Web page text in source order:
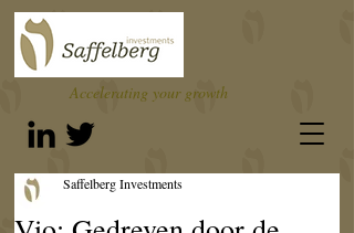
Accelerating your growth
Saffelberg Investments